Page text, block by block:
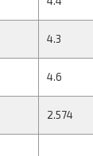
4.3
4.6
2.574